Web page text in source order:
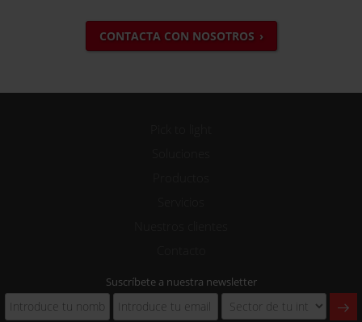
CONTACTA CON NOSOTROS
Suscríbete a nuestra newsletter